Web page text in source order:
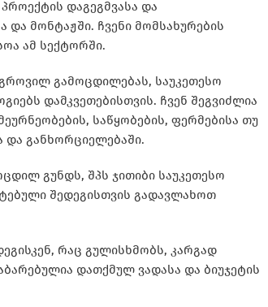
დაგეგმვასა და
მონტაჟში. ჩვენი მომსახურების
ამ სექტორში.
გამოცდილებას, საუკეთესო
დამკვეთებისთვის. ჩვენ შეგვიძლია
საწყობების, ფერმებისა თუ
და განხორციელებაში.
გუნდს, შპს ჯითიბი საუკეთესო
შედეგისთვის გადავლახოთ
რაც გულისხმობს, კარგად
დათქმულ ვადასა და ბიუჯეტის